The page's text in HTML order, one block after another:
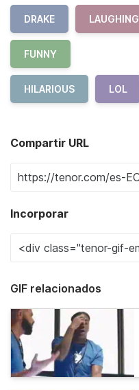
DRAKE LAUGHING
FUNNY
HILARIOUS LOL
Compartir URL
Incorporar
GIF relacionados